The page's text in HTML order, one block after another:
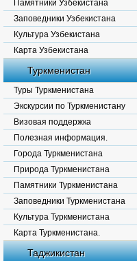
Памятники Узбекистана
Заповедники Узбекистана
Культура Узбекистана
Карта Узбекистана
Туркменистан
Туры Туркменистана
Экскурсии по Туркменистану
Визовая поддержка
Полезная информация.
Города Туркменистана
Природа Туркменистана
Памятники Туркменистана
Заповедники Туркменистана
Культура Туркменистана
Карта Туркменистана.
Таджикистан